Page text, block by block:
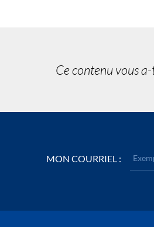
Ce contenu vous
MON COURRIEL :